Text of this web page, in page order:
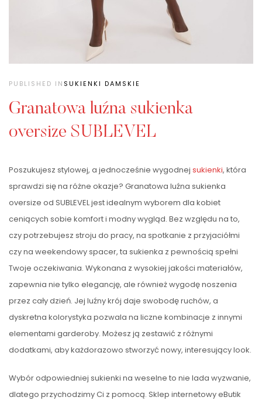
PUBLISHED IN SUKIENKI DAMSKIE
Granatowa luźna sukienka
oversize SUBLEVEL
Poszukujesz stylowej, a jednocześnie wygodnej sukienki, która
sprawdzi się na różne okazje? Granatowa luźna sukienka
oversize od SUBLEVEL jest idealnym wyborem dla kobiet
ceniących sobie komfort i modny wygląd. Bez względu na to,
czy potrzebujesz stroju do pracy, na spotkanie z przyjaciółmi
czy na weekendowy spacer, ta sukienka z pewnością spełni
Twoje oczekiwania. Wykonana z wysokiej jakości materiałów,
zapewnia nie tylko elegancję, ale również wygodę noszenia
przez cały dzień. Jej luźny krój daje swobodę ruchów, a
dyskretna kolorystyka pozwala na liczne kombinacje z innymi
elementami garderoby. Możesz ją zestawić z różnymi
dodatkami, aby każdorazowo stworzyć nowy, interesujący look.
Wybór odpowiedniej sukienki na weselne to nie lada wyzwanie,
dlatego przychodzimy Ci z pomocą. Sklep internetowy eButik